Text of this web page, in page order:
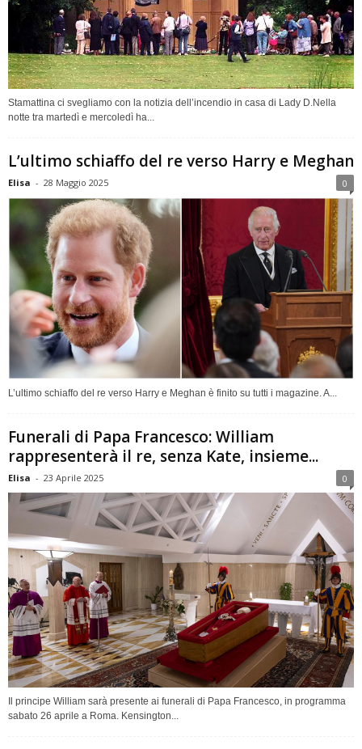
Stamattina ci svegliamo con la notizia dell’incendio in casa di Lady D.Nella
notte tra martedì e mercoledì ha...
L’ultimo schiaffo del re verso Harry e Meghan
Elisa - 28 Maggio 2025 0
L’ultimo schiaffo del re verso Harry e Meghan è finito su tutti i magazine. A...
Funerali di Papa Francesco: William
rappresenterà il re, senza Kate, insieme...
Elisa - 23 Aprile 2025 0
Il principe William sarà presente ai funerali di Papa Francesco, in programma
sabato 26 aprile a Roma. Kensington...